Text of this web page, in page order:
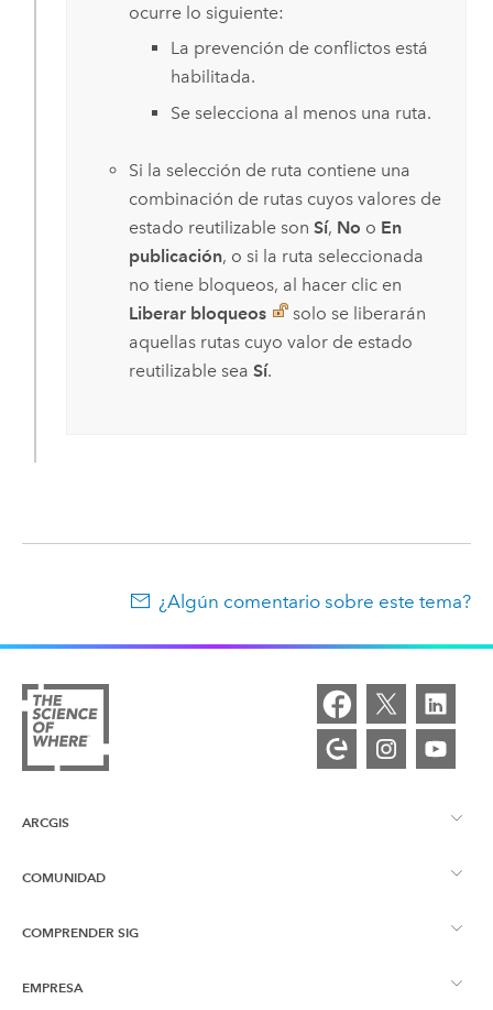
ocurre lo siguiente:
La prevención de conflictos está
habilitada.
Se selecciona al menos una ruta.
Si la selección de ruta contiene una
combinación de rutas cuyos valores de
estado reutilizable son Sí, No o En
publicación, o si la ruta seleccionada
no tiene bloqueos, al hacer clic en
Liberar bloqueos
solo se liberarán
aquellas rutas cuyo valor de estado
reutilizable sea Sí.
¿Algún comentario sobre este tema?
ARCGIS
Descripción general de ArcGIS
COMUNIDAD
Comunidad de Esri
COMPRENDER SIG
¿Qué son los SIG?
EMPRESA